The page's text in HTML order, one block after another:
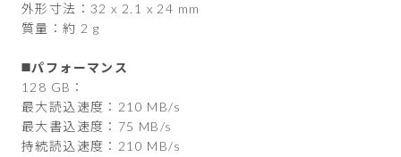
外形寸法：32 x 2.1 x 24 mm
質量：約 2 g
◼️パフォーマンス
128 GB：
最大読込速度：210 MB/s
最大書込速度：75 MB/s
持続読込速度：210 MB/s